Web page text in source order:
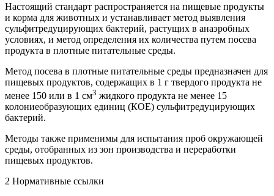
Настоящий стандарт распространяется на пищевые продукты
и корма для животных и устанавливает метод выявления
сульфитредуцирующих бактерий, растущих в анаэробных
условиях, и метод определения их количества путем посева
продукта в плотные питательные среды.
Метод посева в плотные питательные среды предназначен для
пищевых продуктов, содержащих в 1 г твердого продукта не
менее 150 или в 1 см3 жидкого продукта не менее 15
колониеобразующих единиц (КОЕ) сульфитредуцирующих
бактерий.
Методы также применимы для испытания проб окружающей
среды, отобранных из зон производства и переработки
пищевых продуктов.
2 Нормативные ссылки